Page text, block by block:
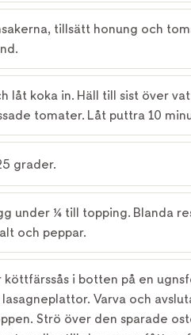
tillsätt honung och
låt koka in. Häll till sist över
tomater. Låt puttra 10
grader.
under ¼ till topping. Blanda
och peppar.
i botten på en
Varva och
Strö över den sparade